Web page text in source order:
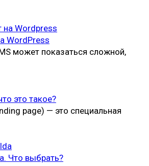
WordPress
может показаться сложной,
это такое?
page) — это специальная
Что выбрать?